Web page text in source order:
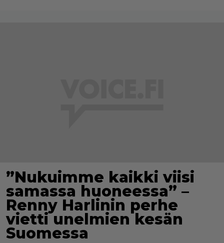
”Nukuimme kaikki viisi
samassa huoneessa” –
Renny Harlinin perhe
vietti unelmien kesän
Suomessa